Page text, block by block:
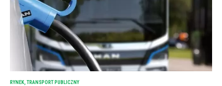
RYNEK, TRANSPORT PUBLICZNY